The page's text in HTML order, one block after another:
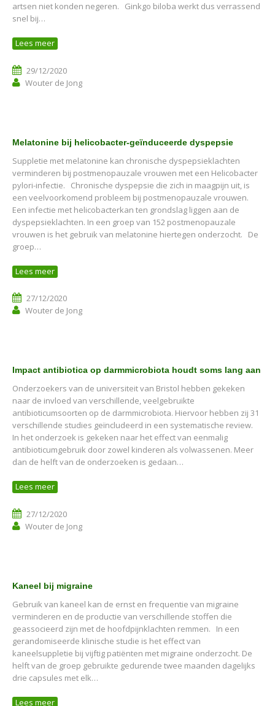
artsen niet konden negeren. Ginkgo biloba werkt dus verrassend
snel bij…
Lees meer
29/12/2020
Wouter de Jong
Melatonine bij helicobacter-geïnduceerde dyspepsie
Suppletie met melatonine kan chronische dyspepsieklachten
verminderen bij postmenopauzale vrouwen met een Helicobacter
pylori-infectie. Chronische dyspepsie die zich in maagpijn uit, is
een veelvoorkomend probleem bij postmenopauzale vrouwen.
Een infectie met helicobacterkan ten grondslag liggen aan de
dyspepsieklachten. In een groep van 152 postmenopauzale
vrouwen is het gebruik van melatonine hiertegen onderzocht. De
groep…
Lees meer
27/12/2020
Wouter de Jong
Impact antibiotica op darmmicrobiota houdt soms lang aan
Onderzoekers van de universiteit van Bristol hebben gekeken
naar de invloed van verschillende, veelgebruikte
antibioticumsoorten op de darmmicrobiota. Hiervoor hebben zij 31
verschillende studies geïncludeerd in een systematische review.
In het onderzoek is gekeken naar het effect van eenmalig
antibioticumgebruik door zowel kinderen als volwassenen. Meer
dan de helft van de onderzoeken is gedaan…
Lees meer
27/12/2020
Wouter de Jong
Kaneel bij migraine
Gebruik van kaneel kan de ernst en frequentie van migraine
verminderen en de productie van verschillende stoffen die
geassocieerd zijn met de hoofdpijnklachten remmen. In een
gerandomiseerde klinische studie is het effect van
kaneelsuppletie bij vijftig patiënten met migraine onderzocht. De
helft van de groep gebruikte gedurende twee maanden dagelijks
drie capsules met elk…
Lees meer